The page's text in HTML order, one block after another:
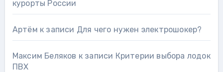
курорты России
Артём к записи Для чего нужен электрошокер?
Максим Беляков к записи Критерии выбора лодок
ПВХ